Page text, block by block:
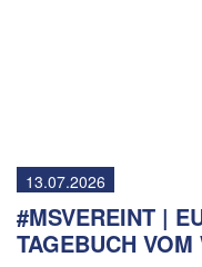
13.07.2026
#MSVEREINT |
TAGEBUCH